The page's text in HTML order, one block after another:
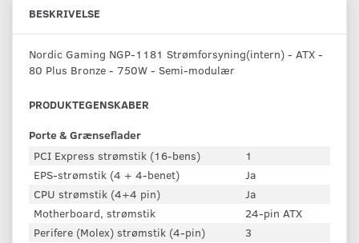
BESKRIVELSE
Nordic Gaming NGP-1181 Strømforsyning(intern) - ATX -
80 Plus Bronze - 750W - Semi-modulær
PRODUKTEGENSKABER
Porte & Grænseflader
PCI Express strømstik (16-bens)
1
EPS-strømstik (4 + 4-benet)
Ja
CPU strømstik (4+4 pin)
Ja
Motherboard, strømstik
24-pin ATX
Perifere (Molex) strømstik (4-pin)
3